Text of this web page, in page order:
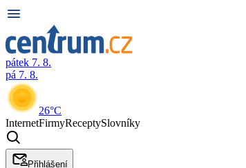
pátek 7. 8.
pá 7. 8.
26°C
InternetFirmyReceptySlovníky
Přihlášení